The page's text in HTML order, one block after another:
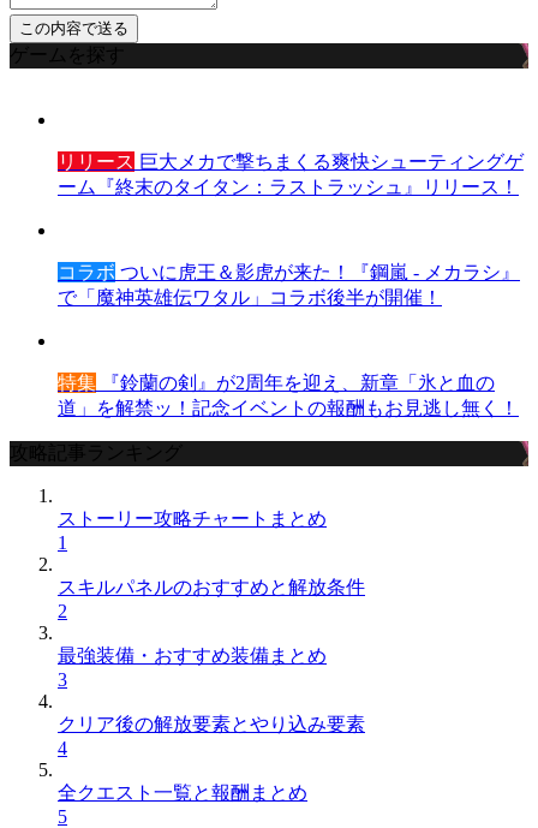
ゲームを探す
リリース 巨大メカで撃ちまくる爽快シューティングゲ
ーム『終末のタイタン：ラストラッシュ』リリース！
コラボ ついに虎王＆影虎が来た！『鋼嵐 - メカラシ』
で「魔神英雄伝ワタル」コラボ後半が開催！
特集 『鈴蘭の剣』が2周年を迎え、新章「氷と血の
道」を解禁ッ！記念イベントの報酬もお見逃し無く！
攻略記事ランキング
ストーリー攻略チャートまとめ
1
スキルパネルのおすすめと解放条件
2
最強装備・おすすめ装備まとめ
3
クリア後の解放要素とやり込み要素
4
全クエスト一覧と報酬まとめ
5